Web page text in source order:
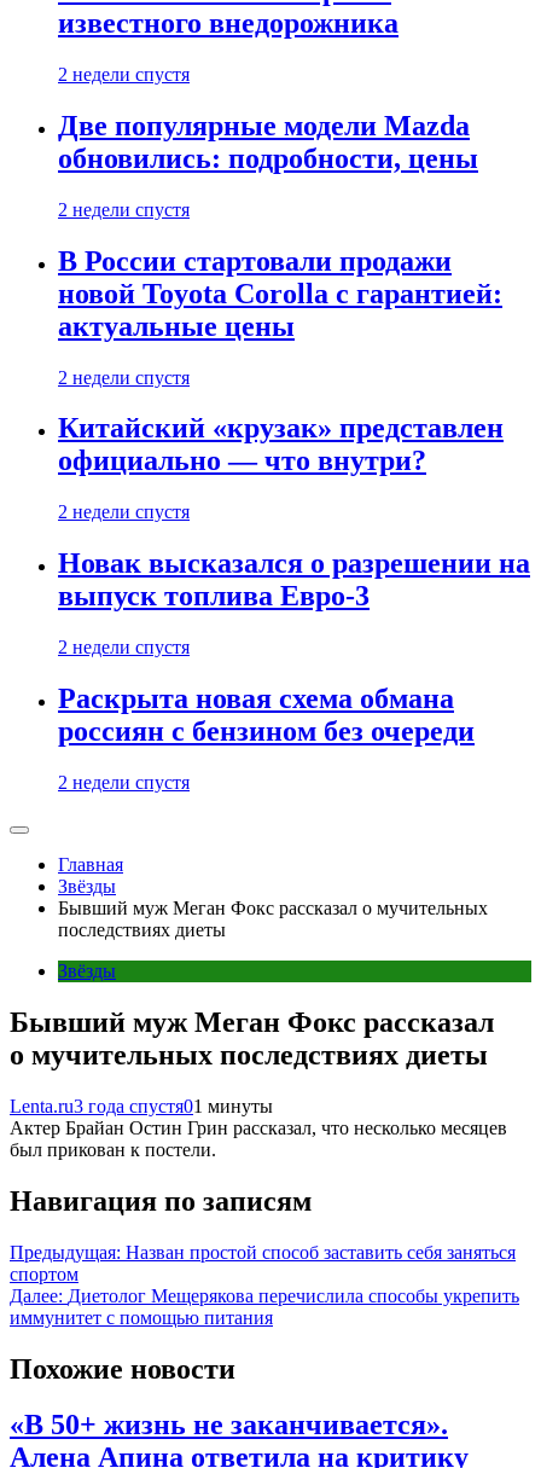
известного внедорожника
2 недели спустя
Две популярные модели Mazda
обновились: подробности, цены
2 недели спустя
В России стартовали продажи
новой Toyota Corolla с гарантией:
актуальные цены
2 недели спустя
Китайский «крузак» представлен
официально — что внутри?
2 недели спустя
Новак высказался о разрешении на
выпуск топлива Евро-3
2 недели спустя
Раскрыта новая схема обмана
россиян с бензином без очереди
2 недели спустя
Главная
Звёзды
Бывший муж Меган Фокс рассказал о мучительных
последствиях диеты
Звёзды
Бывший муж Меган Фокс рассказал
о мучительных последствиях диеты
Lenta.ru3 года спустя01 минуты
Актер Брайан Остин Грин рассказал, что несколько месяцев
был прикован к постели.
Навигация по записям
Предыдущая: Назван простой способ заставить себя заняться
спортом
Далее: Диетолог Мещерякова перечислила способы укрепить
иммунитет с помощью питания
Похожие новости
«В 50+ жизнь не заканчивается».
Алена Апина ответила на критику